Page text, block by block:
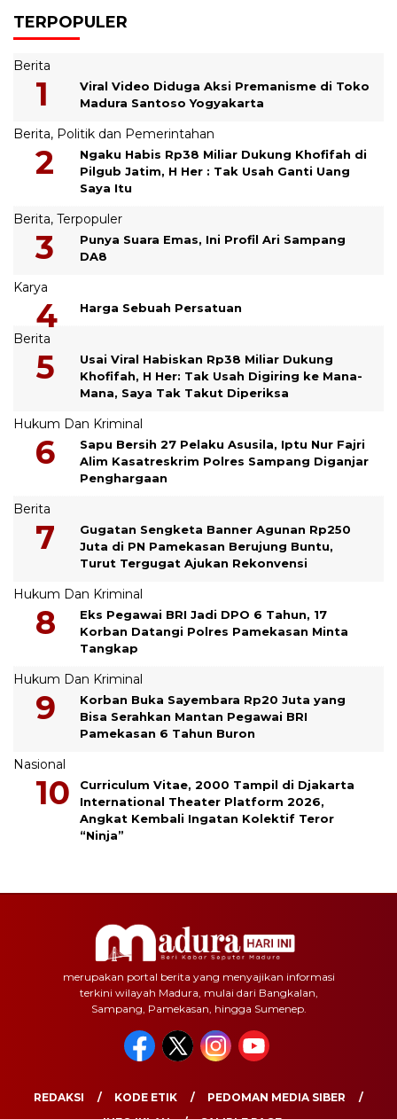
TERPOPULER
Berita
Viral Video Diduga Aksi Premanisme di Toko
Madura Santoso Yogyakarta
Berita, Politik dan Pemerintahan
Ngaku Habis Rp38 Miliar Dukung Khofifah di
Pilgub Jatim, H Her : Tak Usah Ganti Uang
Saya Itu
Berita, Terpopuler
Punya Suara Emas, Ini Profil Ari Sampang
DA8
Karya
Harga Sebuah Persatuan
Berita
Usai Viral Habiskan Rp38 Miliar Dukung
Khofifah, H Her: Tak Usah Digiring ke Mana-
Mana, Saya Tak Takut Diperiksa
Hukum Dan Kriminal
Sapu Bersih 27 Pelaku Asusila, Iptu Nur Fajri
Alim Kasatreskrim Polres Sampang Diganjar
Penghargaan
Berita
Gugatan Sengketa Banner Agunan Rp250
Juta di PN Pamekasan Berujung Buntu,
Turut Tergugat Ajukan Rekonvensi
Hukum Dan Kriminal
Eks Pegawai BRI Jadi DPO 6 Tahun, 17
Korban Datangi Polres Pamekasan Minta
Tangkap
Hukum Dan Kriminal
Korban Buka Sayembara Rp20 Juta yang
Bisa Serahkan Mantan Pegawai BRI
Pamekasan 6 Tahun Buron
Nasional
Curriculum Vitae, 2000 Tampil di Djakarta
International Theater Platform 2026,
Angkat Kembali Ingatan Kolektif Teror
“Ninja”
merupakan portal berita yang menyajikan informasi
terkini wilayah Madura, mulai dari Bangkalan,
Sampang, Pamekasan, hingga Sumenep.
REDAKSI KODE ETIK
PEDOMAN MEDIA SIBER